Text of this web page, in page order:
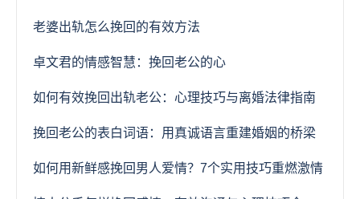
老婆出轨怎么挽回的有效方法
卓文君的情感智慧：挽回老公的心
如何有效挽回出轨老公：心理技巧与离婚法律指南
挽回老公的表白词语：用真诚语言重建婚姻的桥梁
如何用新鲜感挽回男人爱情？7个实用技巧重燃激情